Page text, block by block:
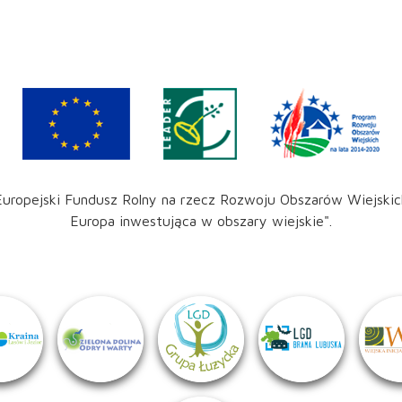
Fundusz Rolny na rzecz Rozwoju Obszarów
Europa inwestująca w obszary wiejskie".